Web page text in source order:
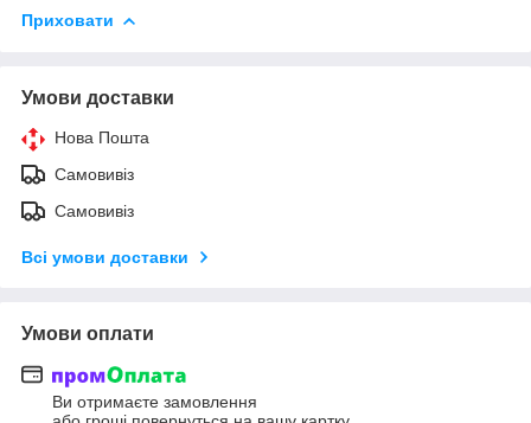
Приховати
Умови доставки
Нова Пошта
Самовивіз
Самовивіз
Всі умови доставки
Умови оплати
Ви отримаєте замовлення